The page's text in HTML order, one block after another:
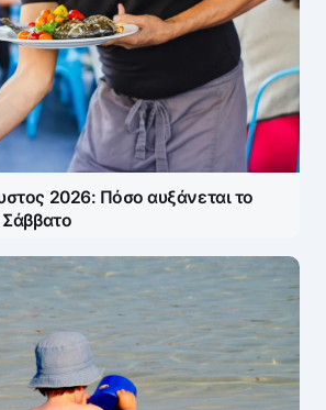
2026: Πόσο αυξάνεται το